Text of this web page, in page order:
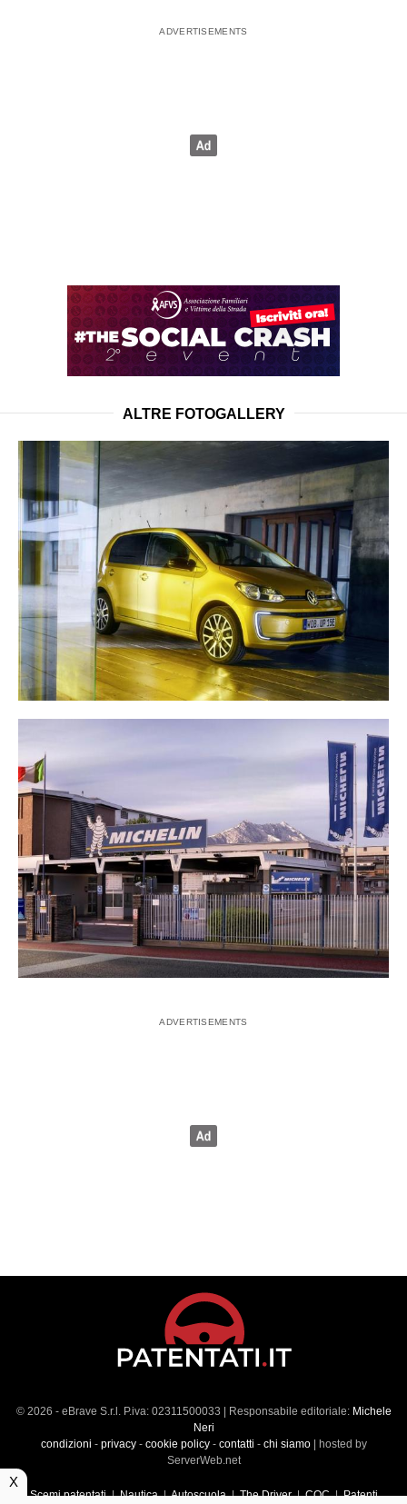
ALTRE FOTOGALLERY
© 2026 - eBrave S.r.l. P.iva: 02311500033 | Responsabile editoriale: Michele
Neri
condizioni - privacy- cookie policy- contatti - chi siamo| hosted by
ServerWeb.net
Scemi patentati|Nautica|Autoscuola|The Driver|CQC|Patenti
X